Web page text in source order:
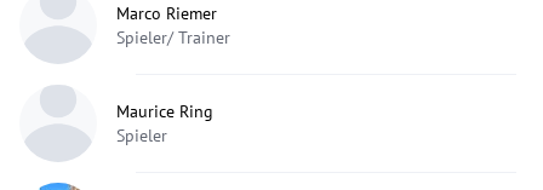
Marco Riemer
Spieler/ Trainer
Maurice Ring
Spieler